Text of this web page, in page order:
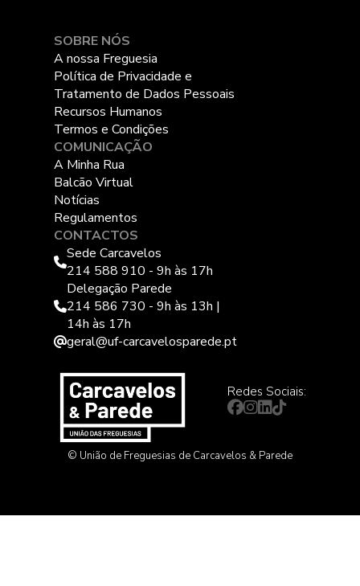
SOBRE NÓS
A nossa Freguesia
Política de Privacidade e
Tratamento de Dados Pessoais
Recursos Humanos
Termos e Condições
COMUNICAÇÃO
A Minha Rua
Balcão Virtual
Notícias
Regulamentos
CONTACTOS
Sede Carcavelos
214 588 910 - 9h às 17h
Delegação Parede
214 586 730 - 9h às 13h |
14h às 17h
geral@uf-carcavelosparede.pt
© União de Freguesias de Carcavelos & Parede
Redes Sociais: